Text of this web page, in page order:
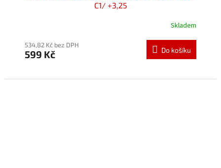
C1/ +3,25
Skladem
534,82 Kč bez DPH
599 Kč Do košíku